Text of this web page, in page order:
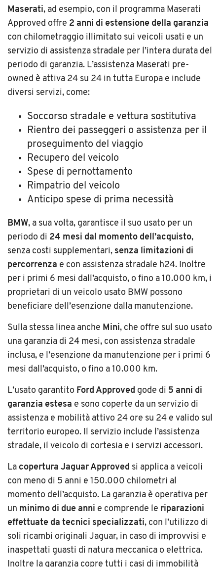
Maserati, ad esempio, con il programma Maserati
Approved offre 2 anni di estensione della garanzia
con chilometraggio illimitato sui veicoli usati e un
servizio di assistenza stradale per l’intera durata del
periodo di garanzia. L’assistenza Maserati pre-
owned è attiva 24 su 24 in tutta Europa e include
diversi servizi, come:
Soccorso stradale e vettura sostitutiva
Rientro dei passeggeri o assistenza per il
proseguimento del viaggio
Recupero del veicolo
Spese di pernottamento
Rimpatrio del veicolo
Anticipo spese di prima necessità
BMW, a sua volta, garantisce il suo usato per un
periodo di 24 mesi dal momento dell’acquisto,
senza costi supplementari, senza limitazioni di
percorrenza e con assistenza stradale h24. Inoltre
per i primi 6 mesi dall’acquisto, o fino a 10.000 km, i
proprietari di un veicolo usato BMW possono
beneficiare dell’esenzione dalla manutenzione.
Sulla stessa linea anche Mini, che offre sul suo usato
una garanzia di 24 mesi, con assistenza stradale
inclusa, e l’esenzione da manutenzione per i primi 6
mesi dall’acquisto, o fino a 10.000 km.
L’usato garantito Ford Approved gode di 5 anni di
garanzia estesa e sono coperte da un servizio di
assistenza e mobilità attivo 24 ore su 24 e valido sul
territorio europeo. Il servizio include l’assistenza
stradale, il veicolo di cortesia e i servizi accessori.
La copertura Jaguar Approved si applica a veicoli
con meno di 5 anni e 150.000 chilometri al
momento dell’acquisto. La garanzia è operativa per
un minimo di due anni e comprende le riparazioni
effettuate da tecnici specializzati, con l’utilizzo di
soli ricambi originali Jaguar, in caso di improvvisi e
inaspettati guasti di natura meccanica o elettrica.
Inoltre la garanzia copre tutti i casi di immobilità